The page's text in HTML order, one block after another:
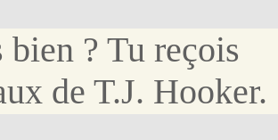
bien ? Tu reçois
de T.J. Hooker.